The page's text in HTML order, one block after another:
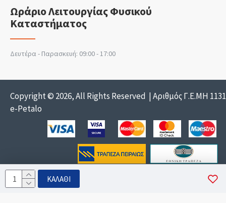
ΚΑΛΆΘΙ
Ωράριο Λειτουργίας Φυσικού
Καταστήματος
Δευτέρα - Παρασκευή: 09:00 - 17:00
Copyright © 2026, All Rights Reserved | Αριθμός Γ.Ε.ΜΗ
e-Petalo